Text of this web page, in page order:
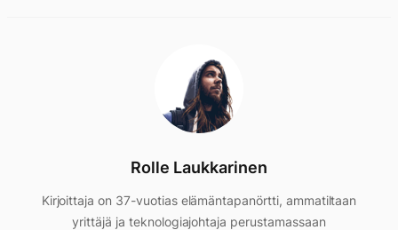
Rolle Laukkarinen
Kirjoittaja on 37-vuotias elämäntapanörtti, ammatiltaan
yrittäjä ja teknologiajohtaja perustamassaan